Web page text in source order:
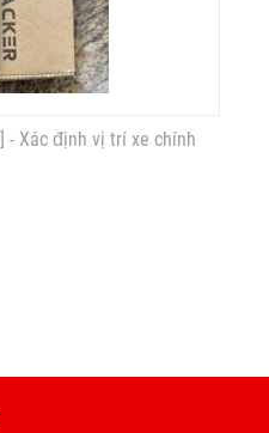
- Xác định vị trí xe chính